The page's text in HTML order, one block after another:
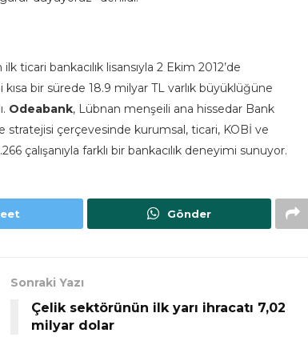
ticari bankacılık lisansıyla 2 Ekim 2012’de
kısa bir sürede 18.9 milyar TL varlık büyüklüğüne
Odeabank, Lübnan menşeili ana hissedar Bank
stratejisi çerçevesinde kurumsal, ticari, KOBİ ve
çalışanıyla farklı bir bankacılık deneyimi sunuyor.
Gönder
Sonraki Yazı
Çelik sektörünün ilk yarı ihracatı 7,02
milyar dolar